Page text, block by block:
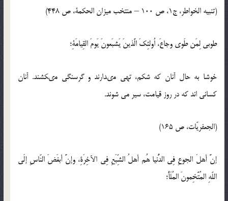
(تنبيه الخواطر، ج1، ص 100 – منتخب ميزان الحكمة، ص 448)
طوبى لِمَن طَوى وجاعَ، اُولئِكَ الَّذينَ يَشبَعونَ يَومَ القِيامَةِ؛
خوشا به حال آنان كه شكم، تهى مى‏دارند و گرسنگى مى‏كشند. آنان
كسانى اند كه در روز قيامت، سير مى ‏شوند.
(الجعفريّات، ص 165)
إنَّ أهلَ الجوعِ فِي الدُّنيا هُم أهلُ الشِّبَعِ فِي الآخِرَةِ، وإنَّ أبغَضَ النّاسِ إلَى
اللّه‏ِ المُتَّخِمونَ المُلَأُ؛